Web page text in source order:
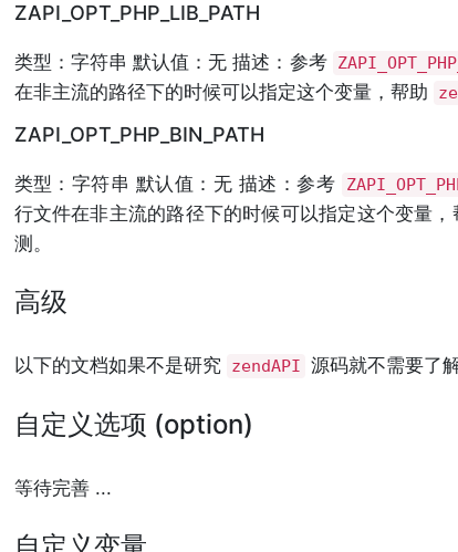
ZAPI_OPT_PHP_LIB_PATH
类型：字符串 默认值：无 描述：参考
在非主流的路径下的时候可以指定这个变量，帮助
ZAPI_OPT_PHP_BIN_PATH
类型：字符串 默认值：无 描述：参考
行文件在非主流的路径下的时候可以指定这个变量，
测。
高级
以下的文档如果不是研究 zendAPI 源码就不需要了解
自定义选项 (option)
等待完善 ...